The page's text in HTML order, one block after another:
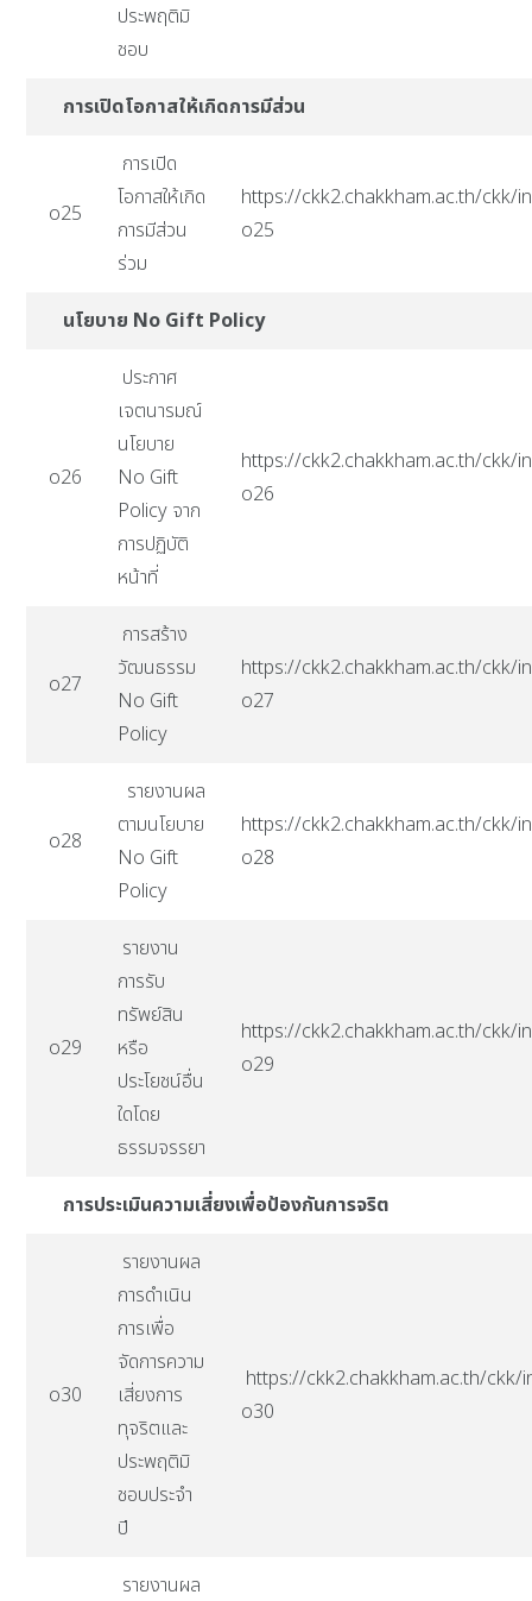
ประพฤติมิ
ชอบ
การเปิดโอกาสให้เกิดการมีส่วน
o25
การเปิด
โอกาสให้เกิด
การมีส่วน
ร่วม
https://ckk2.chakkham.ac.th/
o25
นโยบาย No Gift Policy
o26
ประกาศ
เจตนารมณ์
นโยบาย
No Gift
Policy จาก
การปฏิบัติ
หน้าที่
https://ckk2.chakkham.ac.th/
o26
o27
การสร้าง
วัฒนธรรม
No Gift
Policy
https://ckk2.chakkham.ac.th/
o27
o28
รายงานผล
ตามนโยบาย
No Gift
Policy
https://ckk2.chakkham.ac.th/
o28
o29
รายงาน
การรับ
ทรัพย์สิน
หรือ
ประโยชน์อื่น
ใดโดย
ธรรมจรรยา
https://ckk2.chakkham.ac.th/
o29
การประเมินความเสี่ยงเพื่อป้องกันการจริต
o30
รายงานผล
การดำเนิน
การเพื่อ
จัดการความ
เสี่ยงการ
ทุจริตและ
ประพฤติมิ
ชอบประจำ
ปี
https://ckk2.chakkham.ac.th/
o30
รายงานผล